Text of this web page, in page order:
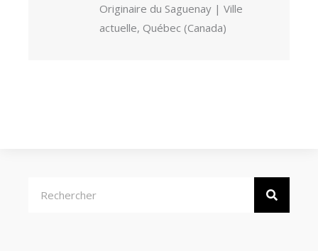
Originaire du Saguenay | Ville
actuelle, Québec (Canada)